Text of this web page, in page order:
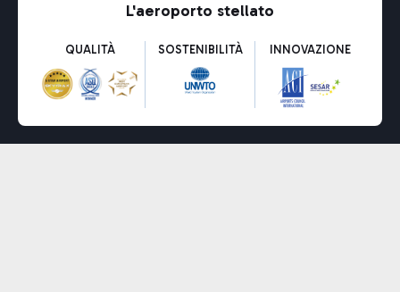
L'aeroporto stellato
QUALITÀ SOSTENIBILITÀ INNOVAZIONE